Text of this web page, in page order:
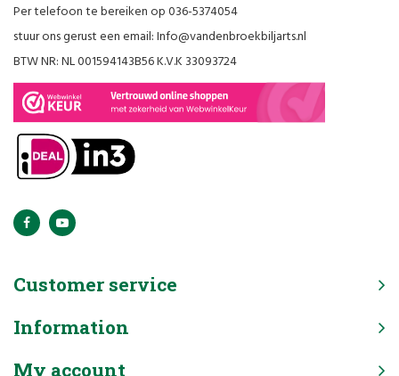
Per telefoon te bereiken op 036-5374054
stuur ons gerust een email:Info@vandenbroekbiljarts.nl
BTW NR: NL 001594143B56 K.V.K 33093724
Customer service
Information
My account